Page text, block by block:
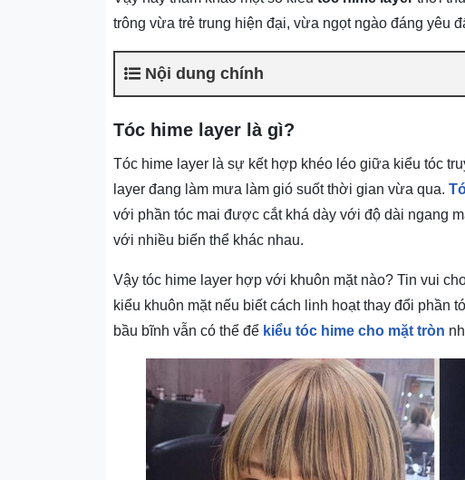
trông vừa trẻ trung hiện đại, vừa ngọt ngào đáng yêu
Nội dung chính
Tóc hime layer là gì?
Tóc hime layer là sự kết hợp khéo léo giữa kiểu tóc
layer đang làm mưa làm gió suốt thời gian vừa qua.
với phần tóc mai được cắt khá dày với độ dài ngang
với nhiều biến thể khác nhau.
Vậy tóc hime layer hợp với khuôn mặt nào? Tin vui
kiểu khuôn mặt nếu biết cách linh hoạt thay đổi phần
bầu bĩnh vẫn có thể để kiểu tóc hime cho mặt tròn